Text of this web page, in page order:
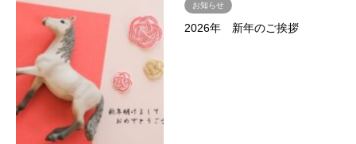
お知らせ
2026年 新年のご挨拶